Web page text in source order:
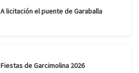
A licitación el puente de Garaballa
Fiestas de Garcimolina 2026